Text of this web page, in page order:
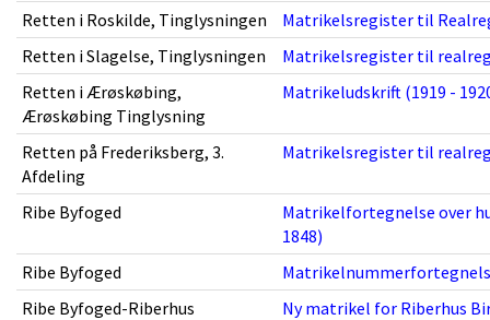
Retten i Roskilde, Tinglysningen
Matrikelsregister til
Retten i Slagelse, Tinglysningen
Matrikelsregister til
Retten i Ærøskøbing,
Ærøskøbing Tinglysning
Matrikeludskrift (1919 -
Retten på Frederiksberg, 3.
Afdeling
Matrikelsregister til
Ribe Byfoged
Matrikelfortegnelse over
1848)
Ribe Byfoged
Ribe Byfoged-Riberhus
Ny matrikel for Riberhus